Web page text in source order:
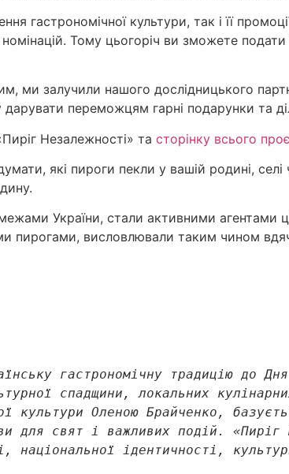
гастрономічної культури, так і її
Тому цьогоріч ви зможете
ми залучили нашого дослідницького
переможцям гарні подарунки та
Незалежності» та сторінку всього
які пироги пекли у вашій родині,
України, стали активними агентами
пирогами, висловлювали таким чином
гастрономічну традицію до
спадщини, локальних
культури Оленою Брайченко,
для свят і важливих подій.
національної ідентичності,